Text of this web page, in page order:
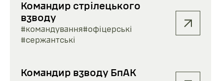
Командир стрілецького
взводу
#командування#офіцерські
#сержантські
Командир взводу БпАК